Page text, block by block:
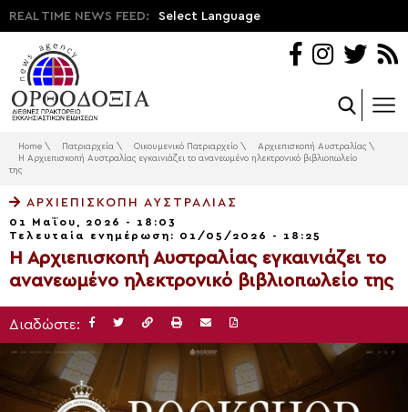
REAL TIME NEWS FEED: Select Language
Home \ Πατριαρχεία \ Οικουμενικό Πατριαρχείο \ Αρχιεπισκοπή Αυστραλίας \
Η Αρχιεπισκοπή Αυστραλίας εγκαινιάζει το ανανεωμένο ηλεκτρονικό βιβλιοπωλείο
της
ΑΡΧΙΕΠΙΣΚΟΠΉ ΑΥΣΤΡΑΛΊΑΣ
01 Μαΐου, 2026 - 18:03
Τελευταία ενημέρωση: 01/05/2026 - 18:25
Η Αρχιεπισκοπή Αυστραλίας εγκαινιάζει το
ανανεωμένο ηλεκτρονικό βιβλιοπωλείο της
Διαδώστε: